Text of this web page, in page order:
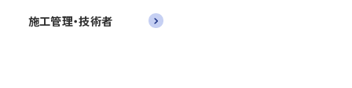
施工管理・技術者